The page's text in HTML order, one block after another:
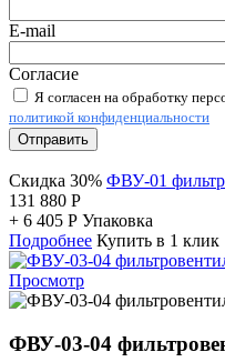
E-mail
Согласие
Я согласен на обработку
политикой конфиденциальности
Отправить
Скидка 30% ФВУ-01
131 880 Р
+ 6 405 Р Упаковка
Подробнее Купить в 1 клик
Просмотр
ФВУ-03-04